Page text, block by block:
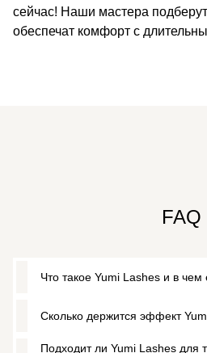
сейчас! Наши мастера
обеспечат комфорт с
FAQ
Что такое Yumi Lashes и в
Yumi Lashes — это процедура
Сколько держится эффект
Подходит ли Yumi Lashes для